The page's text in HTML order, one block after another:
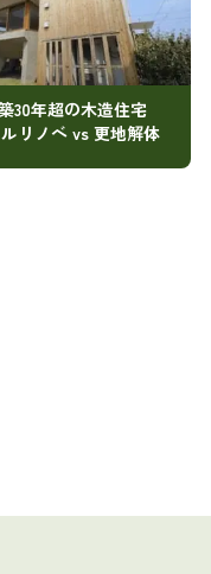
30年超の木造住宅
リノベ vs 更地解体